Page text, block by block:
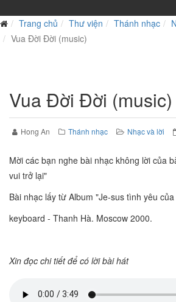
Trang chủ Thư viện Thánh nhạc
Vua Đời Đời (music)
Vua Đời Đời (music)
Hong An Thánh nhạc Nhạc và lời
Mời các bạn nghe bài nhạc không lời của
vui trở lại"
Bài nhạc lấy từ Album "Je-sus tình yêu
keyboard - Thanh Hà. Moscow 2000.
Xin đọc chi tiết để có lời bài hát